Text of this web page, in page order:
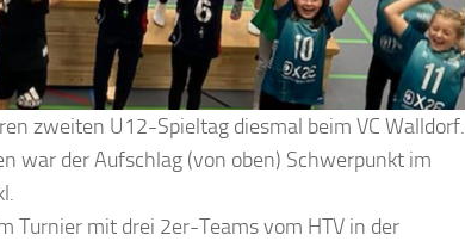
zweiten U12-Spieltag diesmal beim VC Walldorf.
war der Aufschlag (von oben) Schwerpunkt im
Turnier mit drei 2er-Teams vom HTV in der